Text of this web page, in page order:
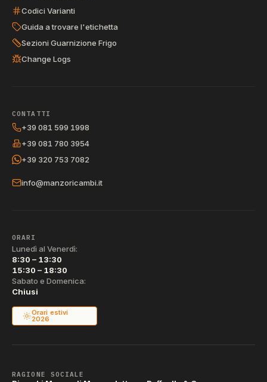
Codici Varianti
Guida a trovare l'etichetta
Sezioni Guarnizione Frigo
Change Logs
CONTATTI
+39 081 599 1998
+39 081 780 3954
+39 320 753 7082
info@manzoricambi.it
ORARI
Lunedì al Venerdì:
8:30 – 13:30
15:30 – 18:30
Sabato e Domenica:
Chiusi
Orari estivi
2026
RAGIONE SOCIALE